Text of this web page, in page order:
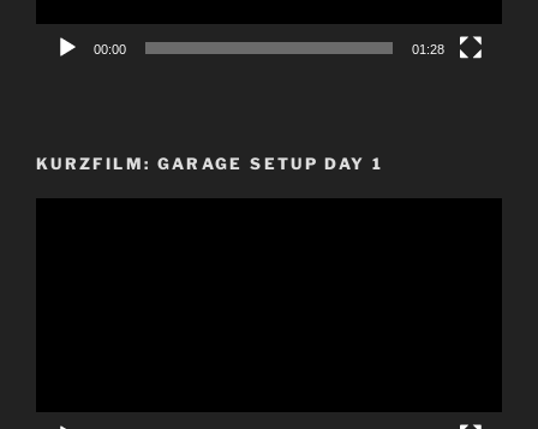
00:00 01:28
KURZFILM: GARAGE SETUP DAY 1